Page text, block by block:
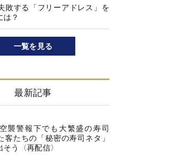
敗する「フリーアドレス」を
は？
一覧を見る
最新記事
襲警報下でも大繁盛の寿司
客たちの「秘密の寿司ネタ」
う〈再配信〉